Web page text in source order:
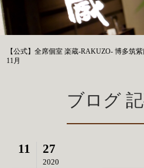
【公式】全席個室 楽蔵‐RAKUZO‐ 博多筑
11月
ブログ
11 27
2020